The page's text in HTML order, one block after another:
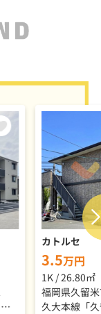
久大本線「久留米大学前」駅 徒歩9分
カトルセ
3.5万円
1K / 26.80㎡
福岡県久留